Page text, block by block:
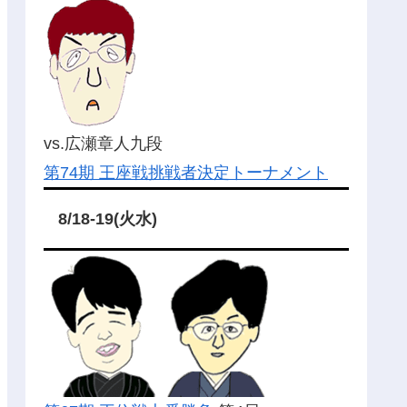
vs.広瀬章人九段
第74期 王座戦挑戦者決定トーナメント
8/18-19(火水)